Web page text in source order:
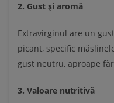
2. Gust și aromă
Extravirginul are un
picant, specific
gust neutru, aproape
3. Valoare nutritivă